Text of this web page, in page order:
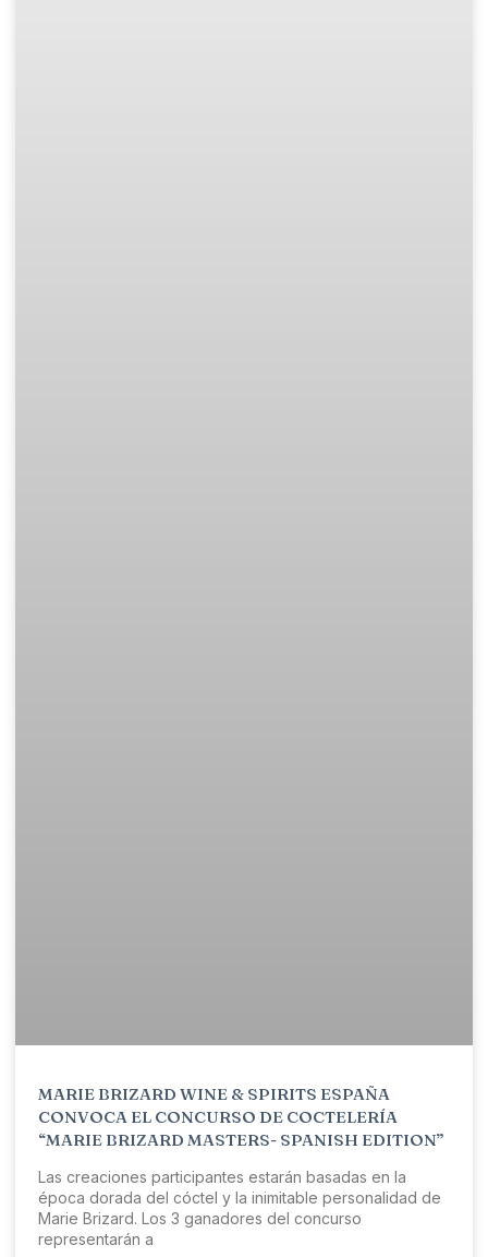
MARIE BRIZARD WINE & SPIRITS ESPAÑA
CONVOCA EL CONCURSO DE COCTELERÍA
“MARIE BRIZARD MASTERS- SPANISH EDITION”
Las creaciones participantes estarán basadas en la
época dorada del cóctel y la inimitable personalidad de
Marie Brizard. Los 3 ganadores del concurso
representarán a